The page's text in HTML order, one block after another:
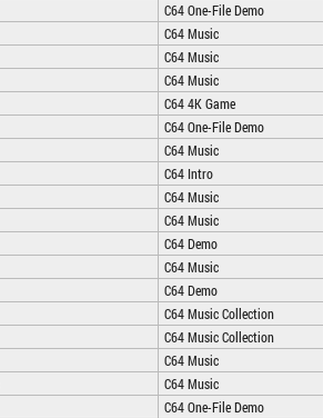
C64 One-File Demo
C64 Music
C64 Music
C64 Music
C64 4K Game
C64 One-File Demo
C64 Music
C64 Intro
C64 Music
C64 Music
C64 Demo
C64 Music
C64 Demo
C64 Music Collection
C64 Music Collection
C64 Music
C64 Music
C64 One-File Demo